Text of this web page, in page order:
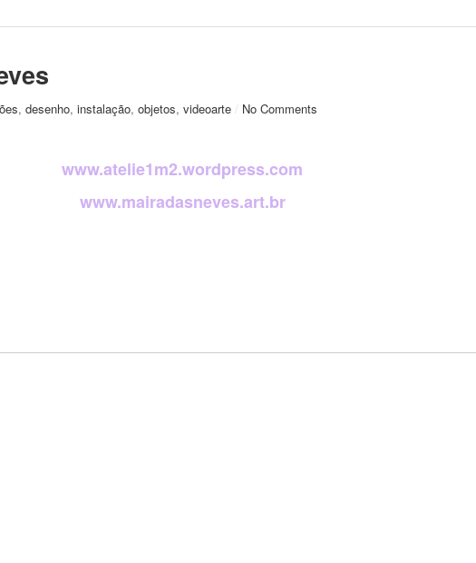
, desenho, instalação, objetos, videoarte / No Comments
www.atelie1m2.wordpress.com
www.mairadasneves.art.br